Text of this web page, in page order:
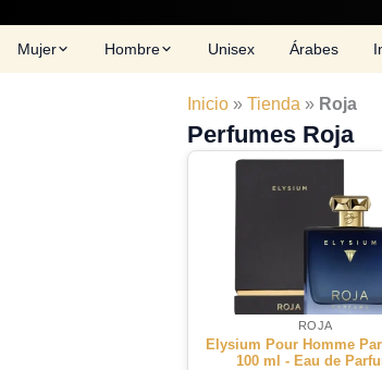
Mujer Hombre Unisex Árabes
Inicio » Tienda » Roja
Perfumes Roja
ROJA
Elysium Pour Homme
100 ml - Eau de